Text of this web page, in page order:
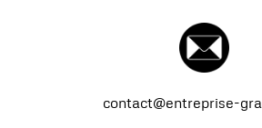
contact@entreprise-